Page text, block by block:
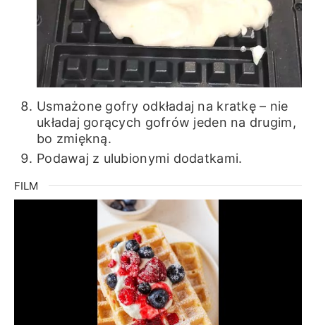
Usmażone gofry odkładaj na kratkę – nie
układaj gorących gofrów jeden na drugim,
bo zmiękną.
Podawaj z ulubionymi dodatkami.
FILM